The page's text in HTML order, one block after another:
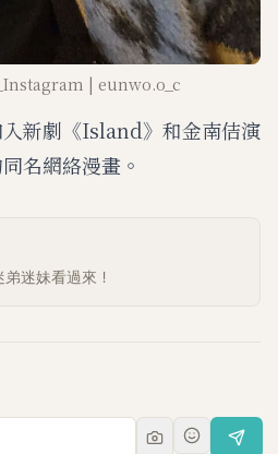
| eunwo.o_c
新劇《Island》和金南佶演
名網絡漫畫。
迷妹看過來！